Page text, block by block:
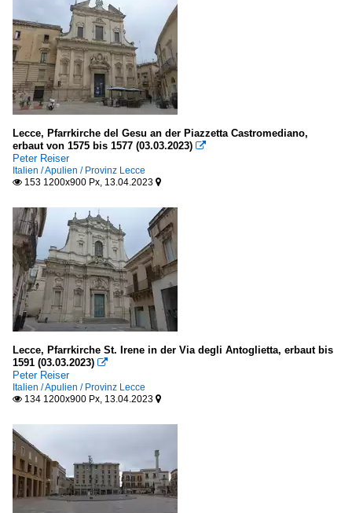
Lecce, Pfarrkirche del Gesu an der Piazzetta Castromediano,
erbaut von 1575 bis 1577 (03.03.2023) 
Peter Reiser
Italien / Apulien / Provinz Lecce
 153 1200x900 Px, 13.04.2023 
Lecce, Pfarrkirche St. Irene in der Via degli Antoglietta, erbaut bis
1591 (03.03.2023) 
Peter Reiser
Italien / Apulien / Provinz Lecce
 134 1200x900 Px, 13.04.2023 